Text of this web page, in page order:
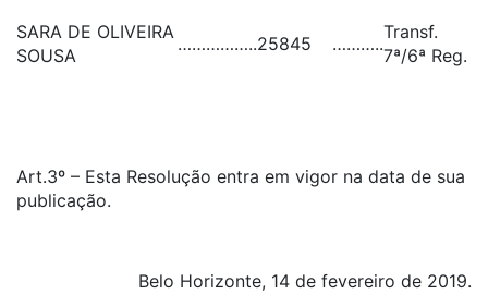
SARA DE OLIVEIRA
SOUSA
……………..25845 ………..
Transf.
7ª/6ª Reg.
Art.3º – Esta Resolução entra em vigor na data de sua
publicação.
Belo Horizonte, 14 de fevereiro de 2019.